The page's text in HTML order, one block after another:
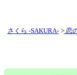
さくら -SAKURA- >恋